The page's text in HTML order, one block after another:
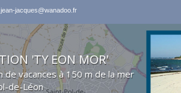
jacques@wanadoo.fr
'TY EON MOR'
de vacances à 150 m de la mer
de-Léon